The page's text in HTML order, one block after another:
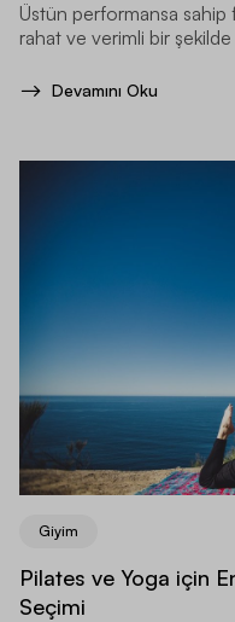
Üstün performansa sahip
rahat ve verimli bir
Devamını Oku
Giyim
Pilates ve Yoga için
Seçimi